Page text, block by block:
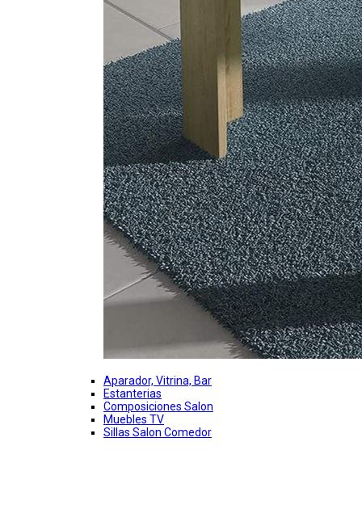
Aparador, Vitrina, Bar
Estanterias
Composiciones Salon
Muebles TV
Sillas Salon Comedor